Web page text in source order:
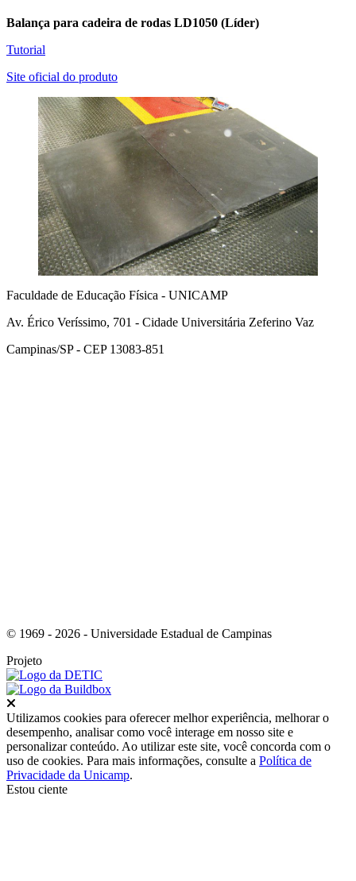
Balança para cadeira de rodas LD1050 (Líder)
Tutorial
Site oficial do produto
Faculdade de Educação Física - UNICAMP
Av. Érico Veríssimo, 701 - Cidade Universitária Zeferino Vaz
Campinas/SP - CEP 13083-851
© 1969 - 2026 - Universidade Estadual de Campinas
Projeto
Utilizamos cookies para oferecer melhor experiência, melhorar o
desempenho, analisar como você interage em nosso site e
personalizar conteúdo. Ao utilizar este site, você concorda com o
uso de cookies. Para mais informações, consulte a Política de
Privacidade da Unicamp.
Estou ciente